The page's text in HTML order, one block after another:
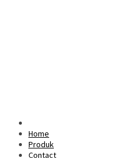
Home
Produk
Contact